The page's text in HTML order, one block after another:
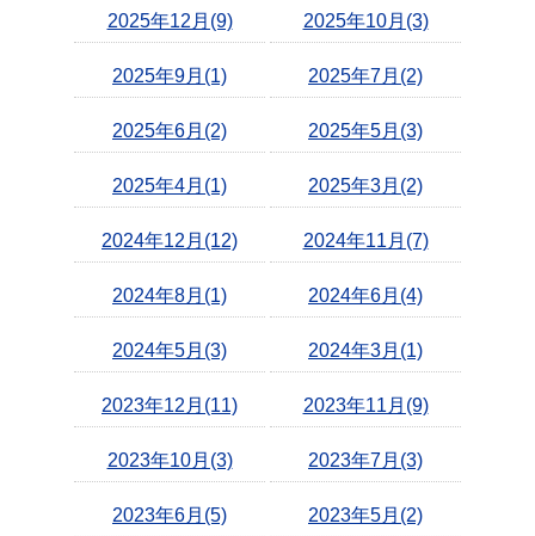
2025年12月(9) 2025年10月(3)
2025年9月(1) 2025年7月(2)
2025年6月(2) 2025年5月(3)
2025年4月(1) 2025年3月(2)
2024年12月(12) 2024年11月(7)
2024年8月(1) 2024年6月(4)
2024年5月(3) 2024年3月(1)
2023年12月(11) 2023年11月(9)
2023年10月(3) 2023年7月(3)
2023年6月(5) 2023年5月(2)